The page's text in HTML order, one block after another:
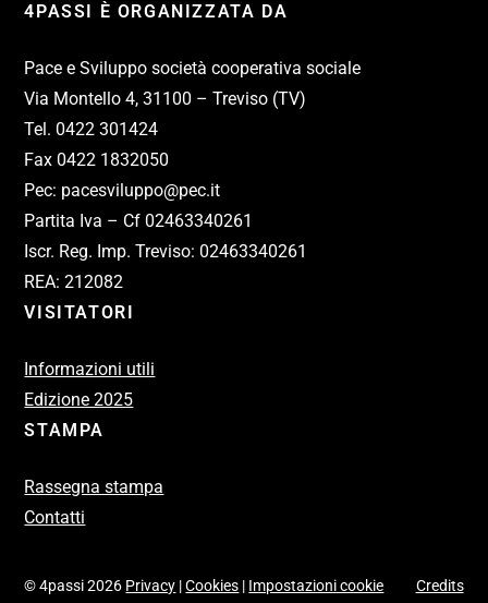
4PASSI È ORGANIZZATA DA
Pace e Sviluppo società cooperativa sociale
Via Montello 4, 31100 – Treviso (TV)
Tel. 0422 301424
Fax 0422 1832050
Pec: pacesviluppo@pec.it
Partita Iva – Cf 02463340261
Iscr. Reg. Imp. Treviso: 02463340261
REA: 212082
VISITATORI
Informazioni utili
Edizione 2025
STAMPA
Rassegna stampa
Contatti
© 4passi 2026 Privacy |Cookies | Impostazioni cookie Credits